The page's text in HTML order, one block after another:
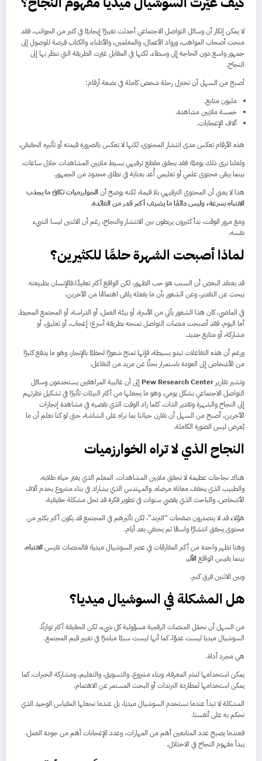
لا يمكن إنكار أن وسائل التواصل الاجتماعي أحدثت تغييرًا إيجابيًا في كثير من الجوانب. فقد
منحت أصحاب المواهب، ورواد الأعمال، والمعلمين، والأطباء، والكتاب فرصة للوصول إلى
جمهور واسع دون الحاجة إلى وسطاء. لكنها في المقابل غيّرت الطريقة التي ننظر بها إلى
النجاح.
أصبح من السهل أن تختزل رحلة شخص كاملة في بضعة أرقام:
مليون متابع.
خمسة ملايين مشاهدة.
آلاف الإعجابات.
هذه الأرقام تعكس مدى انتشار المحتوى، لكنها لا تعكس بالضرورة قيمته أو تأثيره الحقيقي.
ولعلنا نرى ذلك يوميًا؛ فقد يحقق مقطع ترفيهي بسيط ملايين المشاهدات خلال ساعات،
بينما يبقى محتوى علمي أو تعليمي أُعد بعناية في نطاق محدود من الجمهور.
هذا لا يعني أن المحتوى الترفيهي بلا قيمة، لكنه يوضح أنالخوارزميات تكافئ ما يجذب
الانتباه بسرعة، وليس دائمًا ما يضيف أكبر قدر من الفائدة.
ومع مرور الوقت، بدأ كثيرون يربطون بين الانتشار والنجاح، رغم أن الاثنين ليسا الشيء
نفسه.
لماذا أصبحت الشهرة حلمًا للكثيرين؟
قد يعتقد البعض أن السبب هو حب الظهور، لكن الواقع أكثر تعقيدًا.فالإنسان بطبيعته
يبحث عن التقدير، وعن الشعور بأن ما يفعله يلقى اهتمامًا من الآخرين.
في الماضي، كان هذا الشعور يأتي من الأسرة، أو بيئة العمل، أو الدراسة، أو المجتمع المحيط.
أما اليوم، فقد أصبحت منصات التواصل تمنحه بطريقة أسرع؛ إعجاب، أو تعليق، أو
مشاركة، أو متابع جديد.
ورغم أن هذه التفاعلات تبدو بسيطة، فإنها تمنح شعورًا لحظيًا بالإنجاز، وهو ما يدفع كثيرًا
من الأشخاص إلى العودة باستمرار بحثًا عن مزيد من التفاعل.
وتشير تقارير Pew Research Center إلى أن غالبية المراهقين يستخدمون وسائل
التواصل الاجتماعي بشكل يومي، وهو ما يجعلها من أكثر البيئات تأثيرًا في تشكيل نظرتهم
إلى النجاح والشهرة وتقدير الذات. كلما زاد الوقت الذي نقضيه في مشاهدة إنجازات
الآخرين، أصبح من السهل أن نقارن حياتنا بما نراه على الشاشة، حتى لو كنا نعلم أن ما
يُعرض ليس الصورة الكاملة.
النجاح الذي لا تراه الخوارزميات
هناك نجاحات عظيمة لا تحقق ملايين المشاهدات. المعلم الذي يغيّر حياة طلابه.
والطبيب الذي يخفف معاناة مرضاه. والمهندس الذي يشارك في بناء مشروع يخدم آلاف
الأشخاص. والباحث الذي يقضي سنوات في تطوير فكرة قد تحل مشكلة حقيقية.
هؤلاء قد لا يتصدرون صفحات “الترند”، لكن تأثيرهم في المجتمع قد يكون أكبر بكثير من
محتوى يحقق انتشارًا واسعًا ثم يختفي بعد أيام.
وهنا تظهر واحدة من أكبر المفارقات في عصر السوشيال ميديا؛ فالمنصات تقيسالانتباه،
بينما يقيس الواقعالأثر.
وبين الاثنين فرق كبير.
هل المشكلة في السوشيال ميديا؟
من السهل أن نحمّل المنصات الرقمية مسؤولية كل شيء، لكن الحقيقة أكثر توازنًا.
السوشيال ميديا ليست عدوًا، كما أنها ليست سببًا مباشرًا في تغيير قيم المجتمع.
هي مجرد أداة.
يمكن استخدامها لنشر المعرفة، وبناء مشروع، والتسويق، والتعليم، ومشاركة الخبرات، كما
يمكن استخدامها لمطاردة الترندات أو البحث المستمر عن الاهتمام.
المشكلة لا تبدأ عندما نستخدم السوشيال ميديا، بل عندما نجعلها المقياس الوحيد الذي
نحكم به على أنفسنا.
فعندما يصبح عدد المتابعين أهم من المهارات، وعدد الإعجابات أهم من جودة العمل،
يبدأ مفهوم النجاح في الاختلال.